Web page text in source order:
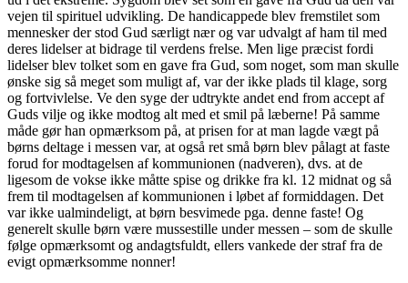
vejen til spirituel udvikling. De handicappede blev fremstilet som
mennesker der stod Gud særligt nær og var udvalgt af ham til med
deres lidelser at bidrage til verdens frelse. Men lige præcist fordi
lidelser blev tolket som en gave fra Gud, som noget, som man skulle
ønske sig så meget som muligt af, var der ikke plads til klage, sorg
og fortvivlelse. Ve den syge der udtrykte andet end from accept af
Guds vilje og ikke modtog alt med et smil på læberne! På samme
måde gør han opmærksom på, at prisen for at man lagde vægt på
børns deltage i messen var, at også ret små børn blev pålagt at faste
forud for modtagelsen af kommunionen (nadveren), dvs. at de
ligesom de vokse ikke måtte spise og drikke fra kl. 12 midnat og så
frem til modtagelsen af kommunionen i løbet af formiddagen. Det
var ikke ualmindeligt, at børn besvimede pga. denne faste! Og
generelt skulle børn være mussestille under messen – som de skulle
følge opmærksomt og andagtsfuldt, ellers vankede der straf fra de
evigt opmærksomme nonner!